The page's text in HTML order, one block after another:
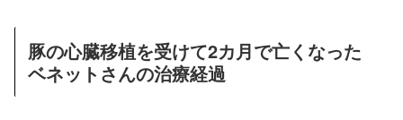
豚の心臓移植を受けて2カ月で亡くなった
ベネットさんの治療経過